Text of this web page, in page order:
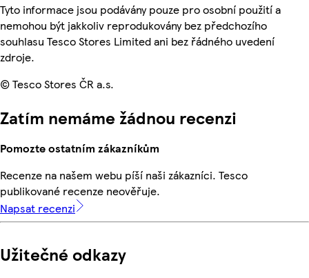
Tyto informace jsou podávány pouze pro osobní použití a
nemohou být jakkoliv reprodukovány bez předchozího
souhlasu Tesco Stores Limited ani bez řádného uvedení
zdroje.
© Tesco Stores ČR a.s.
Zatím nemáme žádnou recenzi
Pomozte ostatním zákazníkům
Recenze na našem webu píší naši zákazníci. Tesco
publikované recenze neověřuje.
Napsat recenzi
Užitečné odkazy